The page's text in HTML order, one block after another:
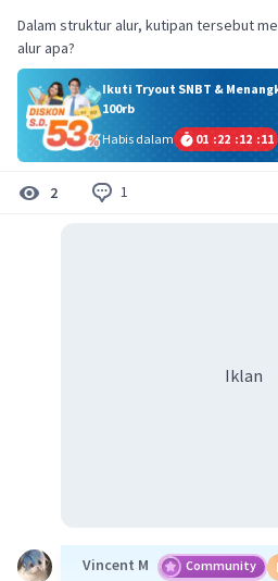
Dalam struktur alur, kutipan tersebut
alur apa?
Ikuti Tryout SNBT &
100rb
Habis dalam
01 :22 :12 :11
2 1
Iklan
Vincent M Community